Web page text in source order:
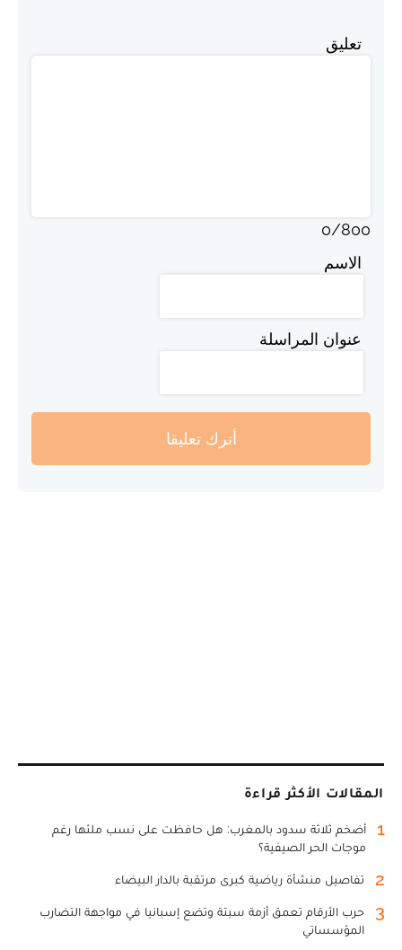
تعليق
0/800
الاسم
عنوان المراسلة
أترك تعليقا
المقالات الأكثر قراءة
1
أضخم ثلاثة سدود بالمغرب: هل حافظت على نسب ملئها رغم
موجات الحر الصيفية؟
2 تفاصيل منشأة رياضية كبرى مرتقبة بالدار البيضاء
3
حرب الأرقام تعمق أزمة سبتة وتضع إسبانيا في مواجهة التضارب
المؤسساتي